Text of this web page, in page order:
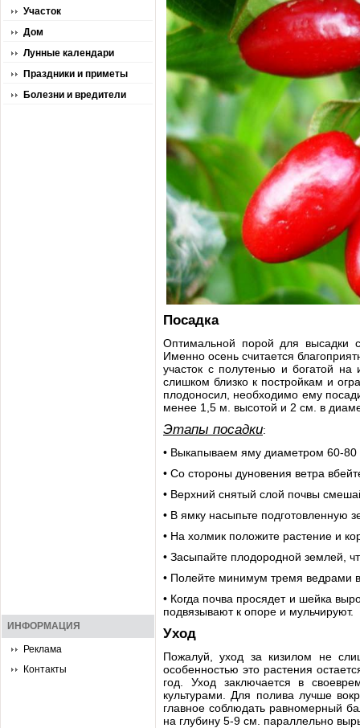
Участок
Дом
Лунные календари
Праздники и приметы
Болезни и вредители
ИНФОРМАЦИЯ
Реклама
Контакты
Посадка
Оптимальной порой для высадки
Именно осень считается
участок с полутенью и богатой
слишком близко к постройкам и
плодоносил, необходимо ему
менее 1,5 м. высотой и 2 см. в
Этапы посадки:
• Выкапываем яму диаметром 60-80
• Со стороны дуновения ветра
• Верхний снятый слой почвы
• В ямку насыпьте подготовленную
• На холмик положите растение и
• Засыпайте плодородной землей,
• Полейте минимум тремя ведрами
• Когда почва просядет и шейка
подвязывают к опоре и мульчируют.
Уход
Пожалуй, уход за кизилом не
особенностью это растения
год. Уход заключается в
культурами. Для полива лучше
главное соблюдать равномерный
на глубину 5-9 см. параллельно